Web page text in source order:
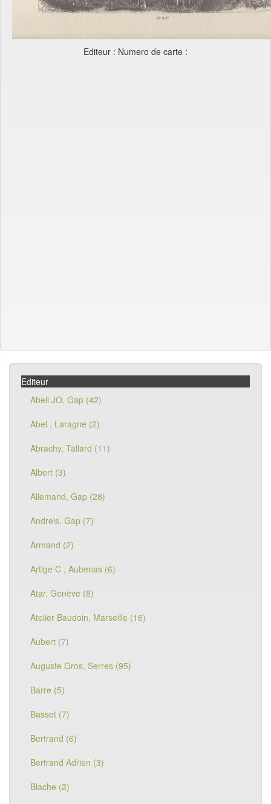
Editeur : Numero de carte :
Editeur
Abeil JO, Gap (42)
Abel , Laragne (2)
Abrachy, Tallard (11)
Albert (3)
Allemand, Gap (28)
Andreis, Gap (7)
Armand (2)
Artige C , Aubenas (6)
Atar, Genève (8)
Atelier Baudoin, Marseille (16)
Aubert (7)
Auguste Gros, Serres (95)
Barre (5)
Basset (7)
Bertrand (6)
Bertrand Adrien (3)
Blache (2)